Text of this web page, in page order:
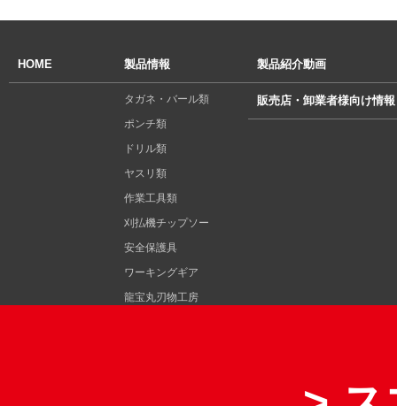
HOME 製品情報
タガネ・バール類
ポンチ類
ドリル類
ヤスリ類
作業工具類
刈払機チップソー
安全保護具
ワーキングギア
龍宝丸刃物工房
製品紹介動画
販売店・卸業者様向け情報